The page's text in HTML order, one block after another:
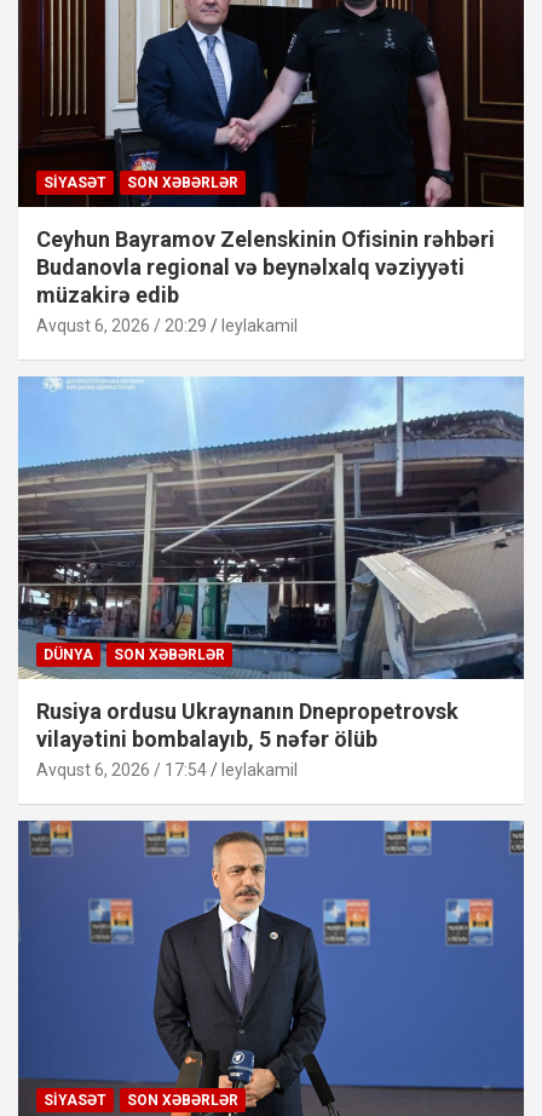
SIYASƏT SON XƏBƏRLƏR
Ceyhun Bayramov Zelenskinin Ofisinin rəhbəri
Budanovla regional və beynəlxalq vəziyyəti
müzakirə edib
Avqust 6, 2026 / 20:29 leylakamil
DÜNYA SON XƏBƏRLƏR
Rusiya ordusu Ukraynanın Dnepropetrovsk
vilayətini bombalayıb, 5 nəfər ölüb
Avqust 6, 2026 / 17:54 leylakamil
SIYASƏT SON XƏBƏRLƏR